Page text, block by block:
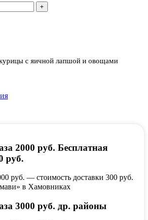
с яичной лапшой и овощами
2000 руб. Бесплатная
руб.
руб. — стоимость доставки 300 руб.
3000 руб. др. районы